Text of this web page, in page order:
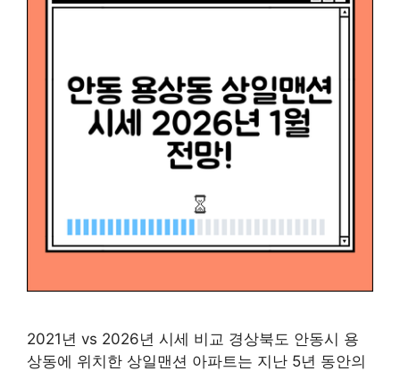
2021년 vs 2026년 시세 비교 경상북도 안동시 용
상동에 위치한 상일맨션 아파트는 지난 5년 동안의